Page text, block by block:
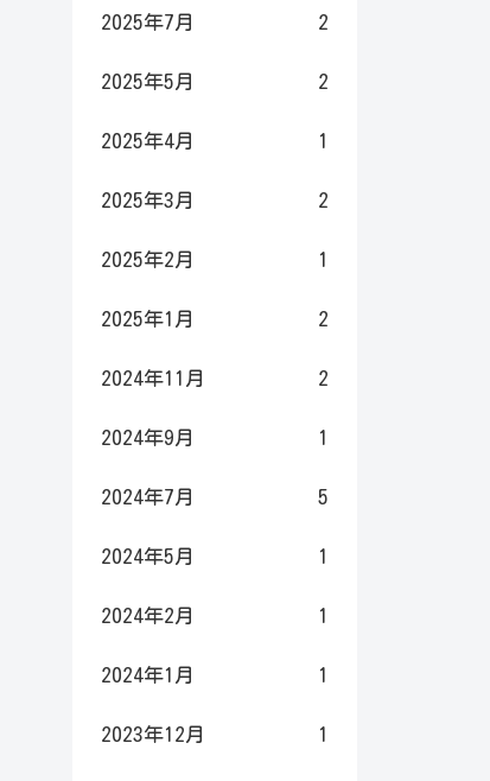
2025年7月 2
2025年5月 2
2025年4月 1
2025年3月 2
2025年2月 1
2025年1月 2
2024年11月 2
2024年9月 1
2024年7月 5
2024年5月 1
2024年2月 1
2024年1月 1
2023年12月 1